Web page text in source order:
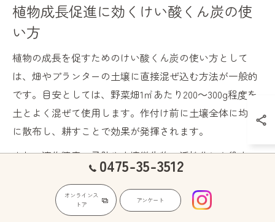
植物成長促進に効くけい酸くん炭の使
い方
植物の成長を促すためのけい酸くん炭の使い方として
は、畑やプランターの土壌に直接混ぜ込む方法が一般的
です。目安としては、野菜畑1㎡あたり200～300g程度を
土とよく混ぜて使用します。作付け前に土壌全体に均一
に散布し、耕すことで効果が発揮されます。
また、連作障害の予防や土壌微生物の活性化にも役立つ
ため、春や秋の植え付け前に毎回施用するのが理想的で
す。特に籾殻くん炭は、保水性や通気性の向上にも優れ
ており、土壌の物理的性質を改善します。
0475-35-3512
オンラインス
トア
アンケート